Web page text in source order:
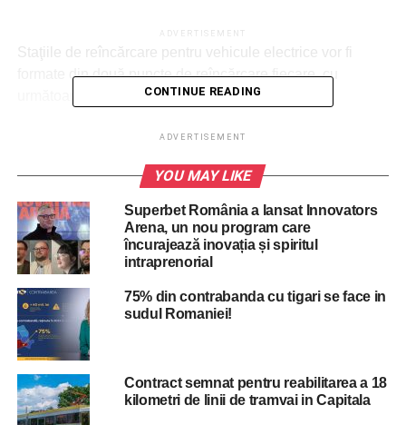
Staţiile de reîncărcare pentru vehicule electrice vor fi
formate din două puncte de reîncărcare fiecare, cu
următoarele caracteristici:
– un punct de reîncărcare permite încărcarea multi-
alternativ la o putere de 22 kW a vehiculelor electrice.
Staţia de reîncărcare va permite încărcarea simultană la
puterile declarate.
„Am mai depus un proiect pentru care aşteptăm să primim
finanţare pentru a monta 150 de staţii de încărcare
inclusiv între blocuri”, menţionează Ciucu.
CONTINUE READING
ADVERTISEMENT
YOU MAY LIKE
Superbet România a lansat Innovators
Arena, un nou program care
încurajează inovația și spiritul
intraprenorial
75% din contrabanda cu tigari se face in
sudul Romaniei!
Contract semnat pentru reabilitarea a 18
kilometri de linii de tramvai in Capitala